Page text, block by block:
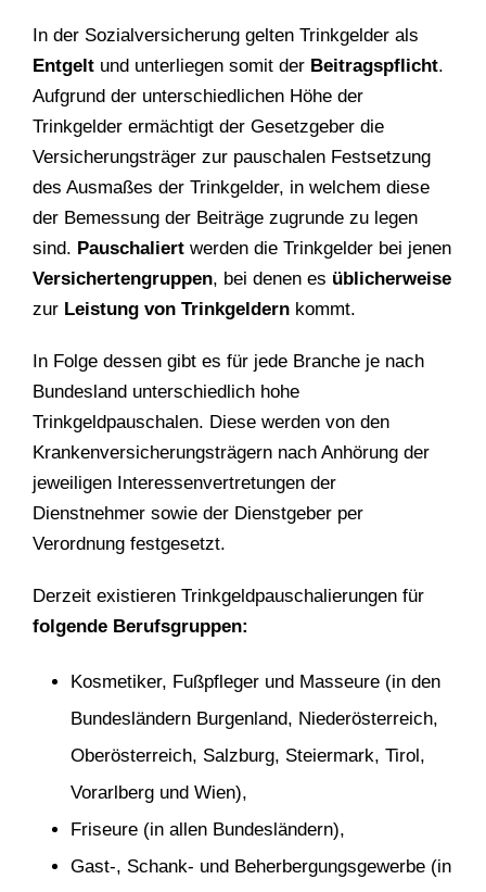
In der Sozialversicherung gelten Trinkgelder als
Entgelt und unterliegen somit der Beitragspflicht.
Aufgrund der unterschiedlichen Höhe der
Trinkgelder ermächtigt der Gesetzgeber die
Versicherungsträger zur pauschalen Festsetzung
des Ausmaßes der Trinkgelder, in welchem diese
der Bemessung der Beiträge zugrunde zu legen
sind. Pauschaliert werden die Trinkgelder bei jenen
Versichertengruppen, bei denen es üblicherweise
zur Leistung von Trinkgeldern kommt.
In Folge dessen gibt es für jede Branche je nach
Bundesland unterschiedlich hohe
Trinkgeldpauschalen. Diese werden von den
Krankenversicherungsträgern nach Anhörung der
jeweiligen Interessenvertretungen der
Dienstnehmer sowie der Dienstgeber per
Verordnung festgesetzt.
Derzeit existieren Trinkgeldpauschalierungen für
folgende Berufsgruppen:
Kosmetiker, Fußpfleger und Masseure (in den
Bundesländern Burgenland, Niederösterreich,
Oberösterreich, Salzburg, Steiermark, Tirol,
Vorarlberg und Wien),
Friseure (in allen Bundesländern),
Gast-, Schank- und Beherbergungsgewerbe (in